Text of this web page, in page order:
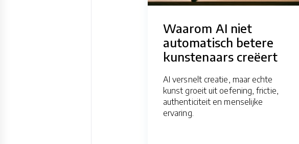
Waarom AI niet
automatisch betere
kunstenaars creëert
AI versnelt creatie, maar echte
kunst groeit uit oefening, frictie,
authenticiteit en menselijke
ervaring.